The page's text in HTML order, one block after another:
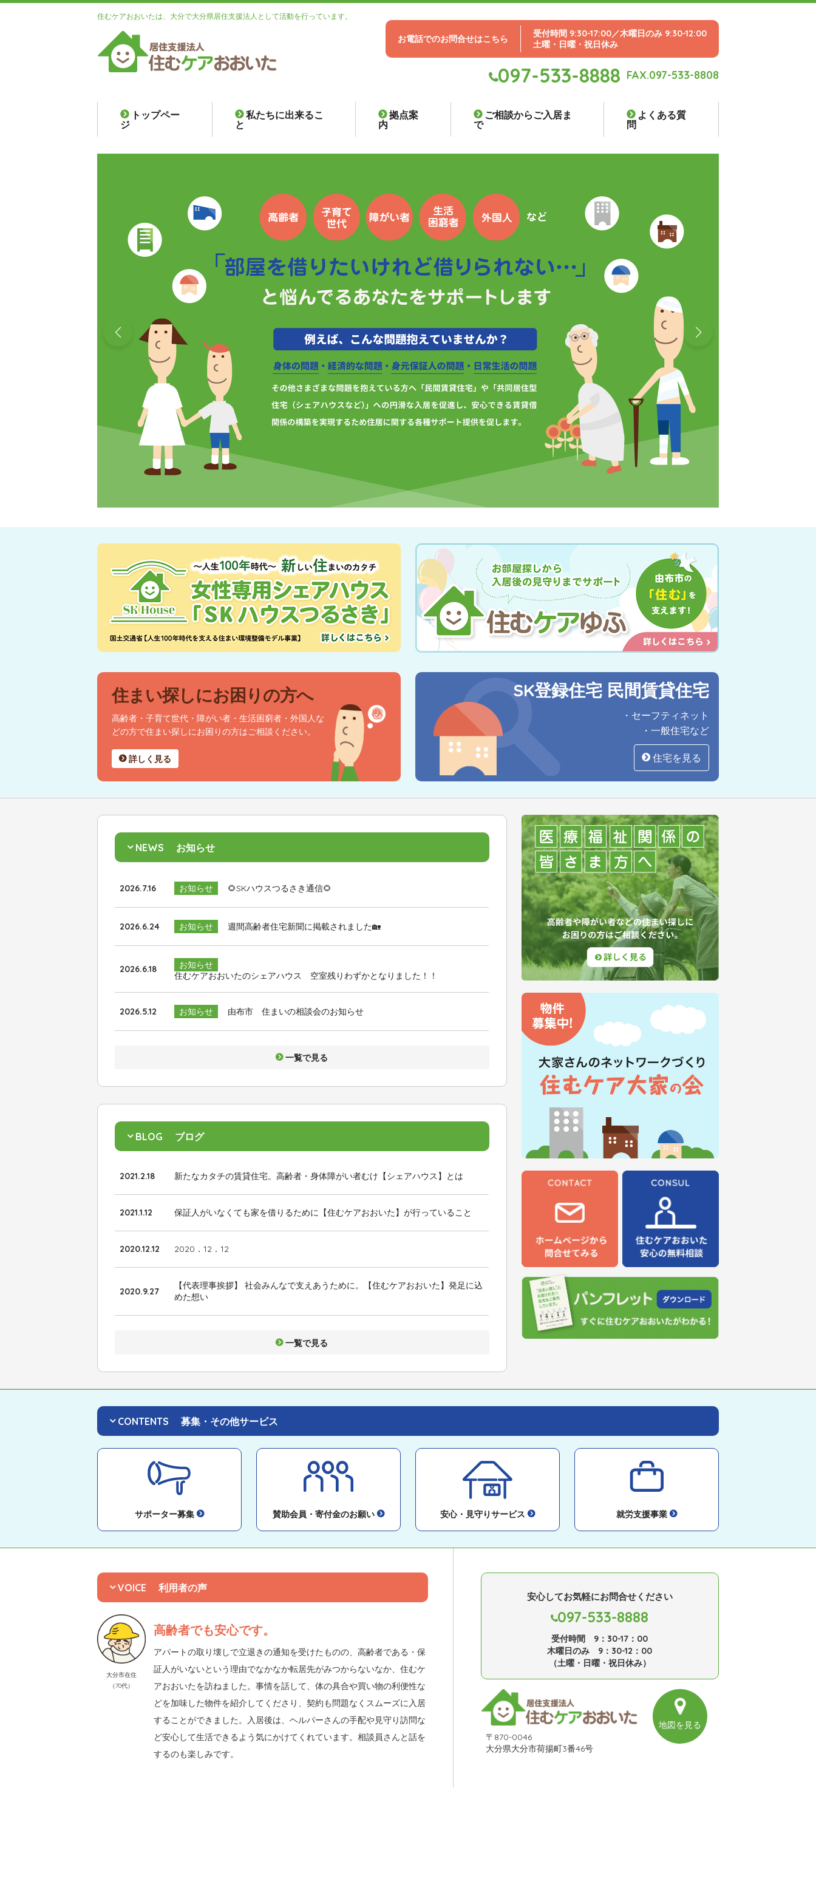
住むケアおおいたは、大分で大分県居住支援法人として活動を行っています。
お電話でのお問合せはこちら
受付時間 9:30-17:00／木曜日のみ 9:30-12:00
土曜・日曜・祝日休み
097-533-8888 FAX.097-533-8808
トップペー
ジ
私たちに出来るこ
と
拠点案
内
ご相談からご入居ま
で
よくある質
問
住まい探しにお困りの方へ
高齢者・子育て世代・障がい者・生活困窮者・外国人な
どの方で住まい探しにお困りの方はご相談ください。
詳しく見る
SK登録住宅 民間賃貸住宅
・セーフティネット
・一般住宅など
住宅を見る
NEWS お知らせ
2026.7.16 お知らせ 🌻SKハウスつるさき通信🌻
2026.6.24 お知らせ 週間高齢者住宅新聞に掲載されました🏡
2026.6.18
お知らせ
住むケアおおいたのシェアハウス 空室残りわずかとなりました！！
2026.5.12 お知らせ 由布市 住まいの相談会のお知らせ
一覧で見る
BLOG ブログ
2021.2.18 新たなカタチの賃貸住宅。高齢者・身体障がい者むけ【シェアハウス】とは
2021.1.12 保証人がいなくても家を借りるために【住むケアおおいた】が行っていること
2020.12.12 2020．12．12
2020.9.27
【代表理事挨拶】 社会みんなで支えあうために。【住むケアおおいた】発足に込
めた想い
一覧で見る
CONTENTS 募集・その他サービス
サポーター募集 賛助会員・寄付金のお願い 安心・見守りサービス 就労支援事業
VOICE 利用者の声
大分市在住
（70代）
高齢者でも安心です。
アパートの取り壊しで立退きの通知を受けたものの、高齢者である・保
証人がいないという理由でなかなか転居先がみつからないなか、住むケ
アおおいたを訪ねました。事情を話して、体の具合や買い物の利便性な
どを加味した物件を紹介してくださり、契約も問題なくスムーズに入居
することができました。入居後は、ヘルパーさんの手配や見守り訪問な
ど安心して生活できるよう気にかけてくれています。相談員さんと話を
するのも楽しみです。
安心してお気軽にお問合せください
097-533-8888
受付時間 9：30-17：00
木曜日のみ 9：30-12：00
（土曜・日曜・祝日休み）
〒870-0046
大分県大分市荷揚町3番46号
地図を見る